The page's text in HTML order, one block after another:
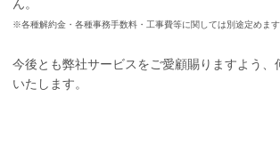
ん。
※各種解約金・各種事務手数料・工事費等に関しては別途定めます
今後とも弊社サービスをご愛顧賜りますよう、
いたします。